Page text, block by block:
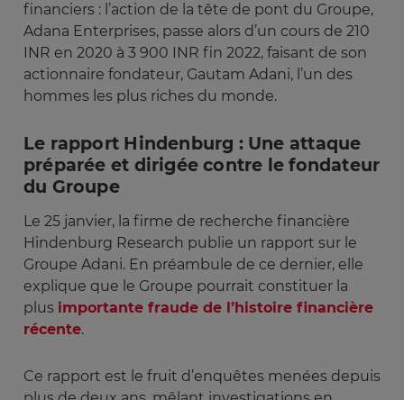
financiers : l’action de la tête de pont du Groupe,
Adana Enterprises, passe alors d’un cours de 210
INR en 2020 à 3 900 INR fin 2022, faisant de son
actionnaire fondateur, Gautam Adani, l’un des
hommes les plus riches du monde.
Le rapport Hindenburg : Une attaque
préparée et dirigée contre le fondateur
du Groupe
Le 25 janvier, la firme de recherche financière
Hindenburg Research publie un rapport sur le
Groupe Adani. En préambule de ce dernier, elle
explique que le Groupe pourrait constituer la
plus importante fraude de l’histoire financière
récente.
Ce rapport est le fruit d’enquêtes menées depuis